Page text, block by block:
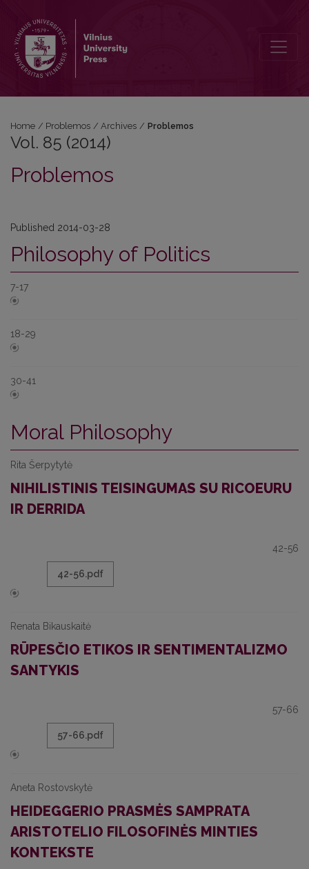
Home / Problemos / Archives / Problemos
Vol. 85 (2014)
Problemos
Published 2014-03-28
Philosophy of Politics
7-17
18-29
30-41
Moral Philosophy
Rita Šerpytytė
NIHILISTINIS TEISINGUMAS SU RICOEURU
IR DERRIDA
42-56
42-56.pdf
Renata Bikauskaitė
RŪPESČIO ETIKOS IR SENTIMENTALIZMO
SANTYKIS
57-66
57-66.pdf
Aneta Rostovskytė
HEIDEGGERIO PRASMĖS SAMPRATA
ARISTOTELIO FILOSOFINĖS MINTIES
KONTEKSTE